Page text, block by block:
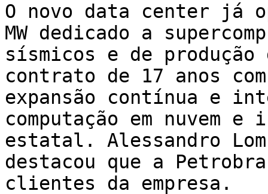
O novo data center já
MW dedicado a
sísmicos e de
contrato de 17 anos
expansão contínua e
computação em
estatal. Alessandro
destacou que a
clientes da empresa.